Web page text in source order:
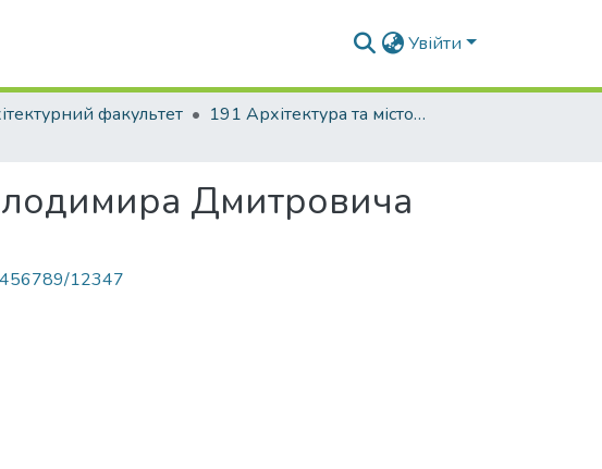
Увійти
факультет
191 Архітектура та містобудування
Дмитровича
12347